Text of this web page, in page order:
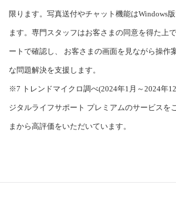
限ります。写真送付やチャット機能はWindows
ます。専門スタッフはお客さまの同意を得た上
ートで確認し、 お客さまの画面を見ながら操作
な問題解決を支援します。
※7 トレンドマイクロ調べ(2024年1月～2024年
ジタルライフサポート プレミアムのサービスを
まから高評価をいただいています。